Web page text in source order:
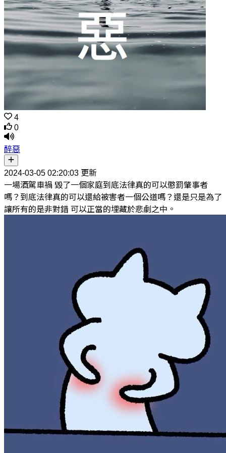
4
0
醉惡
2024-03-05 02:20:03 更新
一場酒駕車禍 毀了一個家庭到底法律真的可以懲罰肇事者
嗎？到底法律真的可以還給被害者一個公道嗎？還是只是為了
讓所有的是非對錯 可以正當的埋藏於悲劇之中。